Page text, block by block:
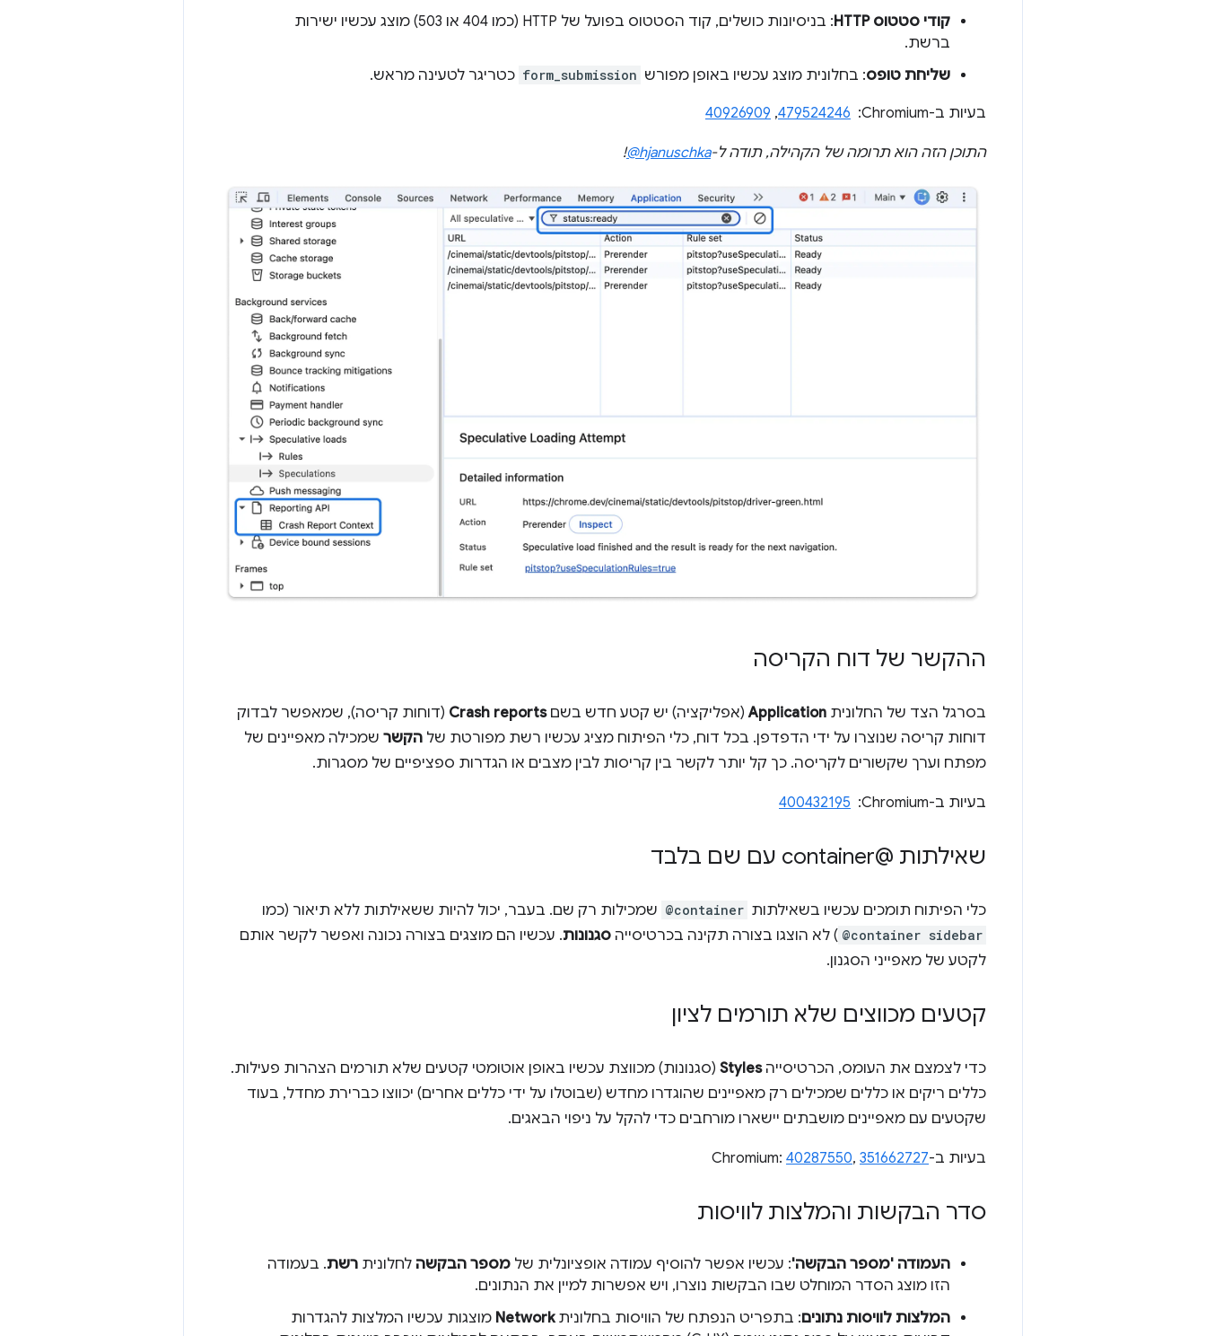
קודי סטטוס HTTP
: בניסיונות כושלים, קוד הסטטוס בפועל של HTTP (כמו 404 או 503) מוצג עכשיו ישירות
ברשת.
שליחת טופס: בחלונית מוצג עכשיו באופן מפורש form_submission כטריגר לטעינה מראש.
בעיות ב-Chromium: ‏ 479524246
,
40926909
התוכן הזה הוא תרומה של הקהילה, תודה ל-‎@hjanuschka
!
ההקשר של דוח הקריסה
בסרגל הצד של החלונית Application(אפליקציה) יש קטע חדש בשםCrash reports (דוחות קריסה), שמאפשר לבדוק
דוחות קריסה שנוצרו על ידי הדפדפן. בכל דוח, כלי הפיתוח מציג עכשיו רשת מפורטת של הקשר שמכילה מאפיינים של
מפתח וערך שקשורים לקריסה. כך קל יותר לקשר בין קריסות לבין מצבים או הגדרות ספציפיים של מסגרות.
בעיות ב-Chromium: ‏ 400432195
שאילתות @container עם שם בלבד
כלי הפיתוח תומכים עכשיו בשאילתות @container שמכילות רק שם. בעבר, יכול להיות ששאילתות ללא תיאור (כמו
@container sidebar ) לא הוצגו בצורה תקינה בכרטיסייה סגנונות. עכשיו הם מוצגים בצורה נכונה ואפשר לקשר אותם
לקטע של מאפייני הסגנון.
קטעים מכווצים שלא תורמים לציון
כדי לצמצם את העומס, הכרטיסייהStyles (סגנונות) מכווצת עכשיו באופן אוטומטי קטעים שלא תורמים הצהרות פעילות.
כללים ריקים או כללים שמכילים רק מאפיינים שהוגדרו מחדש (שבוטלו על ידי כללים אחרים) יכווצו כברירת מחדל, בעוד
שקטעים עם מאפיינים מושבתים יישארו מורחבים כדי להקל על ניפוי הבאגים.
בעיות ב-Chromium: 40287550, 351662727
סדר הבקשות והמלצות לוויסות
העמודה 'מספר הבקשה': עכשיו אפשר להוסיף עמודה אופציונלית של מספר הבקשה לחלונית רשת. בעמודה
הזו מוצג הסדר המוחלט שבו הבקשות נוצרו, ויש אפשרות למיין את הנתונים.
המלצות לוויסות נתונים: בתפריט הנפתח של הוויסות בחלוניתNetwork מוצגות עכשיו המלצות להגדרות